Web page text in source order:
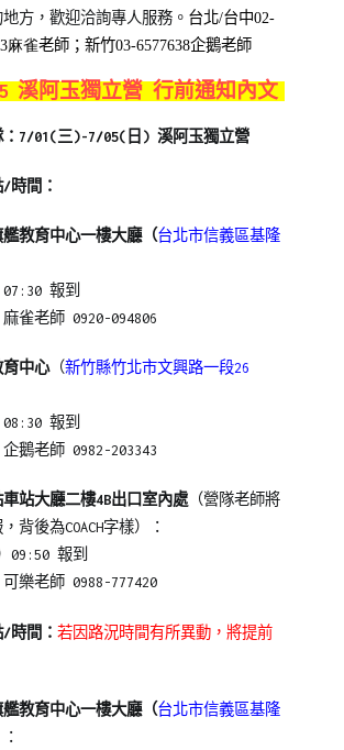
方，歡迎洽詢專人服務。 台北/台中02-
麻雀老師；新竹03-6577638企鵝老師
溪阿玉獨立營 行前通知內文
：7/01(三)-7/05(日) 溪阿玉獨立營
時間：
艦教育中心一樓大廳（台北市信義區基隆
07:30 報到
雀老師 0920-094806
中心（新竹縣竹北市文興路一段26
08:30 報到
鵝老師 0982-203343
站大廳二樓4B出口室內處（營隊老師將
背後為COACH字樣）：
09:50 報到
樂老師 0988-777420
時間： 若因路況時間有所異動，將提前
艦教育中心一樓大廳（台北市信義區基隆
：